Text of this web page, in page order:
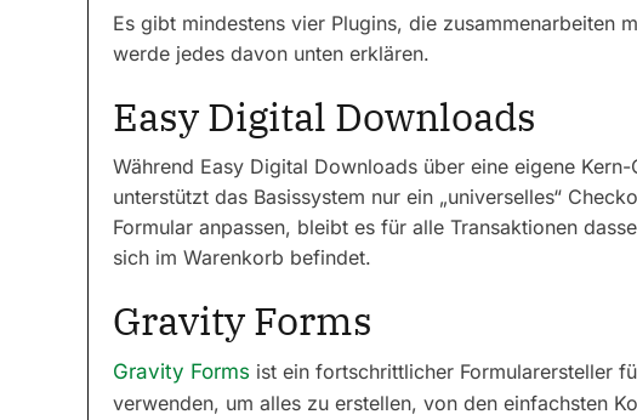
Es gibt mindestens vier Plugins, die zusammenarbeiten
werde jedes davon unten erklären.
Easy Digital Downloads
Während Easy Digital Downloads über eine eigene
unterstützt das Basissystem nur ein „universelles“
Formular anpassen, bleibt es für alle Transaktionen
sich im Warenkorb befindet.
Gravity Forms
Gravity Forms ist ein fortschrittlicher Formularersteller
verwenden, um alles zu erstellen, von den einfachsten